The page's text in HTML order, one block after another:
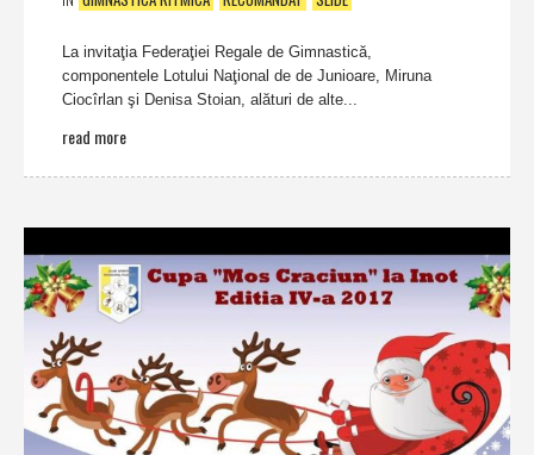
La invitaţia Federaţiei Regale de Gimnastică,
componentele Lotului Naţional de de Junioare, Miruna
Ciocîrlan şi Denisa Stoian, alături de alte...
read more